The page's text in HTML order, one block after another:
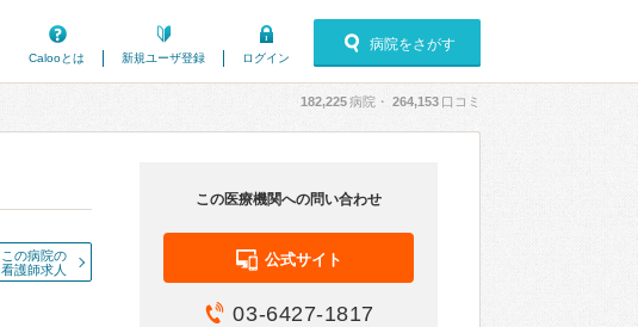
Calooとは
新規ユーザ登録 ログイン
病院をさがす
182,225病院・ 264,153 口コミ
この病院の
看護師求人
この医療機関への問い合わせ
公式サイト
03-6427-1817